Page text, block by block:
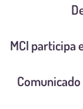
MCI participa